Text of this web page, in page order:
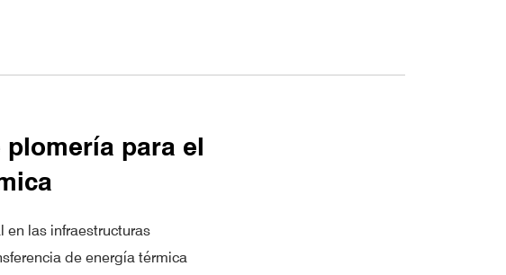
para el
las infraestructuras
de energía térmica